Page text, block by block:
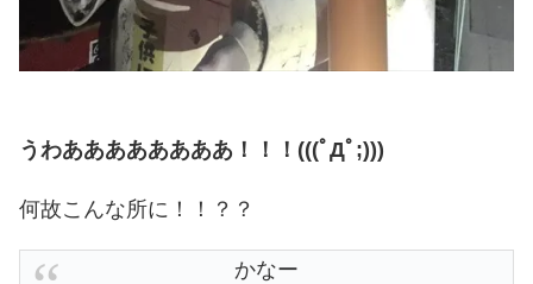
うわああああああああ！！！(((ﾟДﾟ;)))
何故こんな所に！！？？
かなー